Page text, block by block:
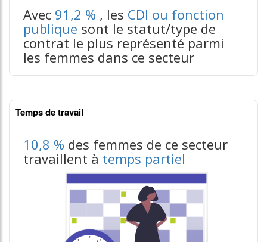
Avec 91,2 % , les CDI ou fonction
publique sont le statut/type de
contrat le plus représenté parmi
les femmes dans ce secteur
Temps de travail
10,8 % des femmes de ce secteur
travaillent à temps partiel